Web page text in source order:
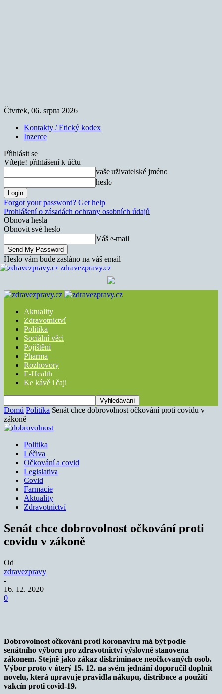
Čtvrtek, 06. srpna 2026
Kontakty / Etický kodex
Inzerce
Přihlásit se
Vítejte! přihlášení k účtu
vaše uživatelské jméno
heslo
Forgot your password? Get help
Prohlášení o zásadách ochrany osobních údajů
Obnova hesla
Obnovit své heslo
Váš e-mail
Heslo vám bude zasláno na váš email
zdravezpravy.cz
Aktuality
Zdravotnictví
Politika
Sociální věci
Pojištění
Pharma
Rozhovory
E-Health
Ke kávě i čaji
Domů Politika Senát chce dobrovolnost očkování proti covidu v
zákoně
Politika
Léčiva
Očkování a covid
Legislativa
Covid
Farmacie
Aktuality
Zdravotnictví
Senát chce dobrovolnost očkování proti
covidu v zákoně
Od
zdravezpravy
-
16. 12. 2020
0
Dobrovolnost očkování proti koronaviru má být podle
senátního výboru pro zdravotnictví výslovně stanovena
zákonem. Stejně jako zákaz diskriminace neočkovaných osob.
Výbor proto v úterý 15. 12. na svém jednání doporučil doplnit
novelu, která upravuje pravidla nákupu, distribuce a použití
vakcín proti covid-19.